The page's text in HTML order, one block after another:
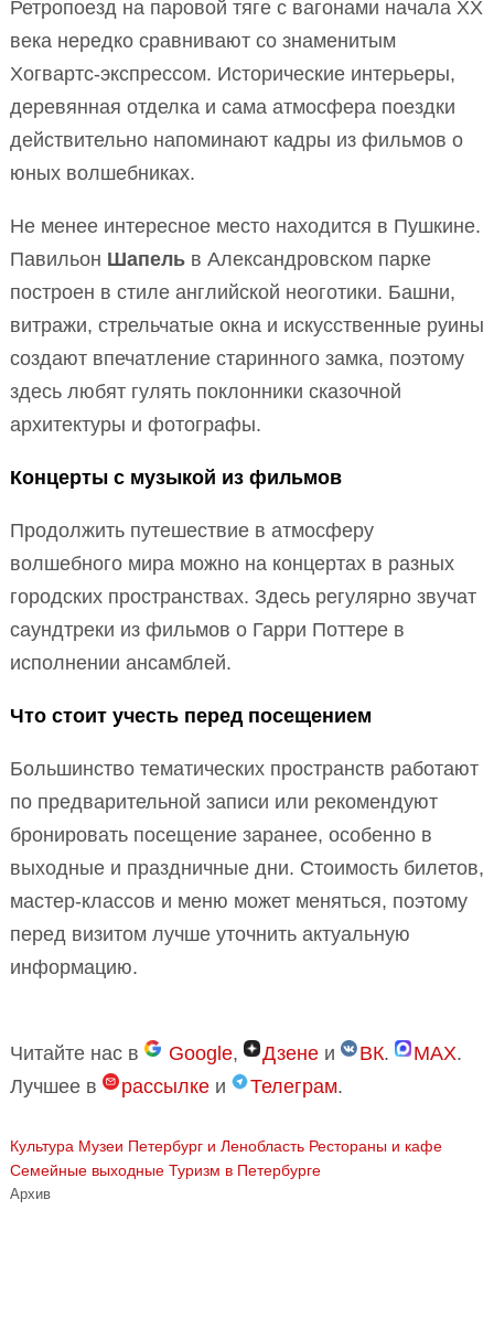
Ретропоезд на паровой тяге с вагонами начала XX
века нередко сравнивают со знаменитым
Хогвартс-экспрессом. Исторические интерьеры,
деревянная отделка и сама атмосфера поездки
действительно напоминают кадры из фильмов о
юных волшебниках.
Не менее интересное место находится в Пушкине.
Павильон Шапель в Александровском парке
построен в стиле английской неоготики. Башни,
витражи, стрельчатые окна и искусственные руины
создают впечатление старинного замка, поэтому
здесь любят гулять поклонники сказочной
архитектуры и фотографы.
Концерты с музыкой из фильмов
Продолжить путешествие в атмосферу
волшебного мира можно на концертах в разных
городских пространствах. Здесь регулярно звучат
саундтреки из фильмов о Гарри Поттере в
исполнении ансамблей.
Что стоит учесть перед посещением
Большинство тематических пространств работают
по предварительной записи или рекомендуют
бронировать посещение заранее, особенно в
выходные и праздничные дни. Стоимость билетов,
мастер-классов и меню может меняться, поэтому
перед визитом лучше уточнить актуальную
информацию.
Читайте нас в Google, Дзене и ВК. MAX.
Лучшее в
рассылке и Телеграм.
Культура Музеи Петербург и Ленобласть Рестораны и кафе
Семейные выходные Туризм в Петербурге
Архив